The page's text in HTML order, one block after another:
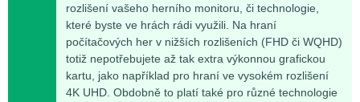
rozlišení vašeho herního monitoru, či technologie,
které byste ve hrách rádi využili. Na hraní
počítačových her v nižších rozlišeních (FHD či WQHD)
totiž nepotřebujete až tak extra výkonnou grafickou
kartu, jako například pro hraní ve vysokém rozlišení
4K UHD. Obdobně to platí také pro různé technologie